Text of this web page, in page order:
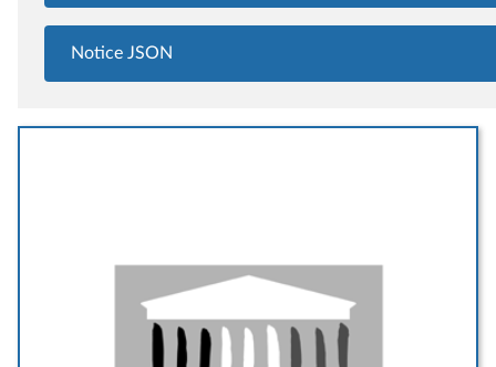
Notice JSON